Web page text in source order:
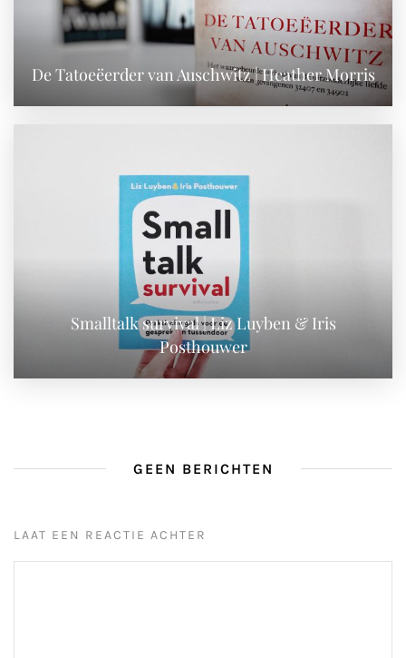
De Tatoeëerder van Auschwitz | Heather Morris
Smalltalk survival | Liz Luyben & Iris
Posthouwer
GEEN BERICHTEN
LAAT EEN REACTIE ACHTER